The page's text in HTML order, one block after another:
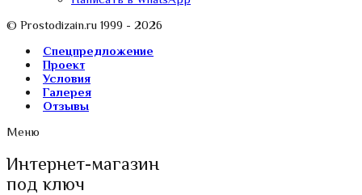
© Prostodizain.ru 1999 - 2026
Спецпредложение
Проект
Условия
Галерея
Отзывы
Меню
Интернет-магазин
под ключ